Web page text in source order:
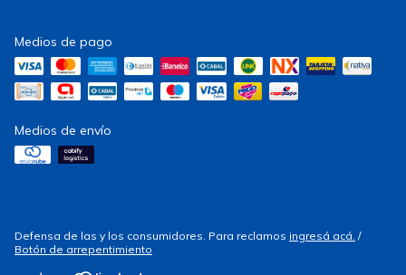
Medios de pago
Medios de envío
Defensa de las y los consumidores. Para reclamos ingresá acá. /
Botón de arrepentimiento